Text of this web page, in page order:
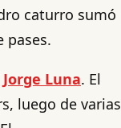
caturro sumó
pases.
Jorge Luna. El
luego de varias